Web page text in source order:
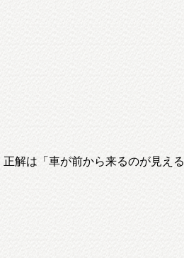
解は「車が前から来るのが見える